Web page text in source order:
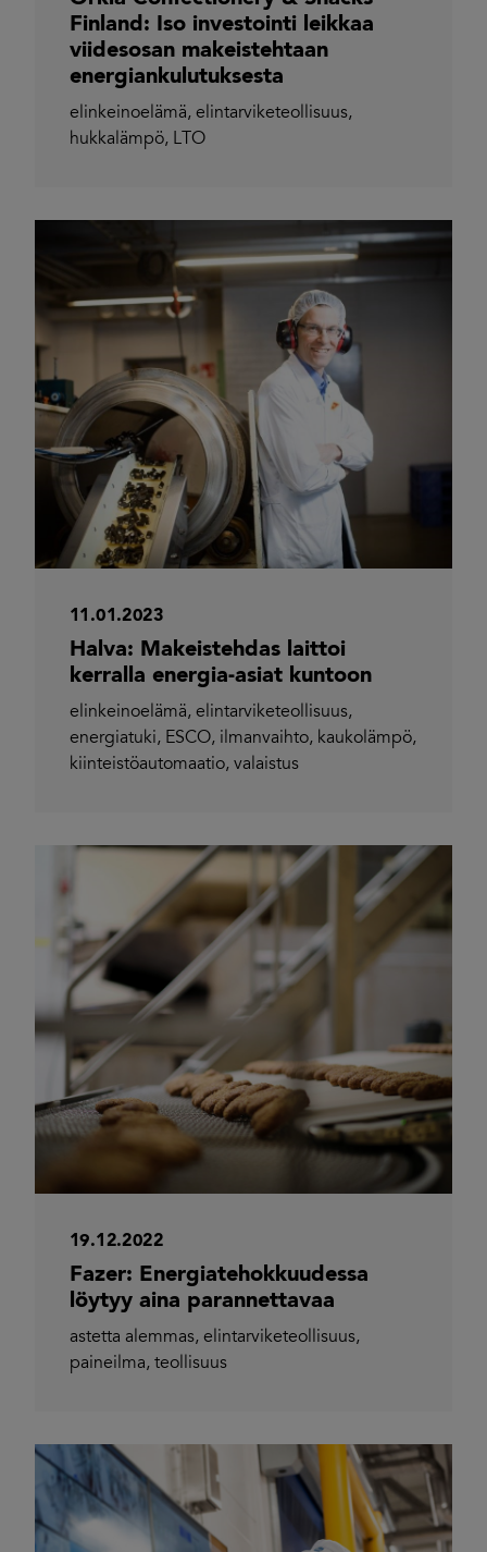
Finland: Iso investointi leikkaa
viidesosan makeistehtaan
energiankulutuksesta
elinkeinoelämä, elintarviketeollisuus,
hukkalämpö, LTO
11.01.2023
Halva: Makeistehdas laittoi
kerralla energia-asiat kuntoon
elinkeinoelämä, elintarviketeollisuus,
energiatuki, ESCO, ilmanvaihto, kaukolämpö,
kiinteistöautomaatio, valaistus
19.12.2022
Fazer: Energiatehokkuudessa
löytyy aina parannettavaa
astetta alemmas, elintarviketeollisuus,
paineilma, teollisuus